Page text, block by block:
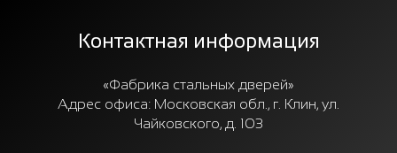
Контактная информация
«Фабрика стальных дверей»
Адрес офиса: Московская обл., г. Клин, ул.
Чайковского, д. 103